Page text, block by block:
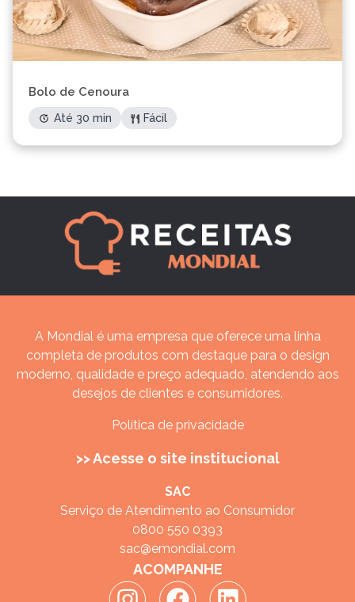
Bolo de Cenoura
Até 30 min Fácil
A Mondial é uma empresa que oferece uma linha
completa de produtos com destaque para o design
moderno, qualidade e preço adequado, atendendo aos
desejos de clientes e consumidores.
Política de privacidade
>> Acesse o site institucional
SAC
Serviço de Atendimento ao Consumidor
0800 550 0393
sac@emondial.com
ACOMPANHE